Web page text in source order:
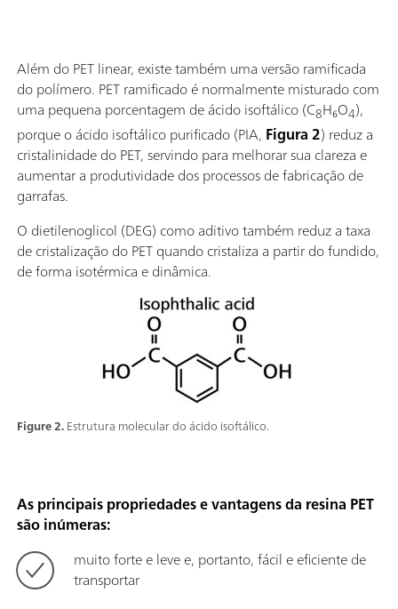
Figure 2.Estrutura molecular do ácido isoftálico.
Além do PET linear, existe também uma versão ramificada
do polímero. PET ramificado é normalmente misturado com
uma pequena porcentagem de ácido isoftálico (C8H₆O4),
porque o ácido isoftálico purificado (PIA, Figura 2) reduz a
cristalinidade do PET, servindo para melhorar sua clareza e
aumentar a produtividade dos processos de fabricação de
garrafas.
O dietilenoglicol (DEG) como aditivo também reduz a taxa
de cristalização do PET quando cristaliza a partir do fundido,
de forma isotérmica e dinâmica.
As principais propriedades e vantagens da resina PET
são inúmeras:
muito forte e leve e, portanto, fácil e eficiente de
transportar